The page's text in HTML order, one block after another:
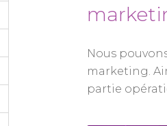
Nous
marketing.
partie